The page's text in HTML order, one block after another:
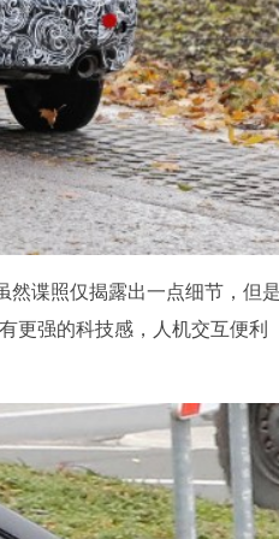
然谍照仅揭露出一点细节，但
更强的科技感，人机交互便利